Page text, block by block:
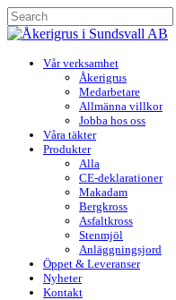
Skip
to
content
Close
Menu
Vår verksamhet
Åkerigrus
Medarbetare
Allmänna villkor
Jobba hos oss
Våra täkter
Produkter
Alla
CE-deklarationer
Makadam
Bergkross
Asfaltkross
Stenmjöl
Anläggningsjord
Öppet & Leveranser
Nyheter
Kontakt